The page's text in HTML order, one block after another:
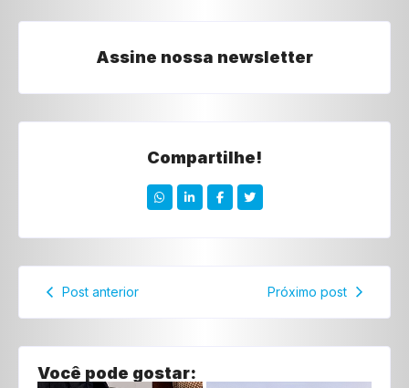
Assine nossa newsletter
Compartilhe!
Post anterior Próximo post
Você pode gostar: